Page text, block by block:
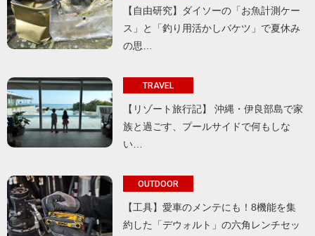
【自由研究】ダイソーの「お魚計測ケー
ス」と「釣り用活かしバケツ」で夏休み
の思…
TRAVEL
【リゾート旅行記】 沖縄・伊良部島で家
族と過ごす、プールサイドで何もしな
い…
OUTDOOR
【工具】愛車のメンテにも！8機能を集
約した「デウォルト」の六角レンチセッ